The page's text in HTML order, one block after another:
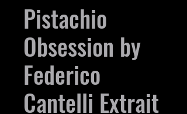
Pistachio
Obsession by
Federico
Cantelli Extrait